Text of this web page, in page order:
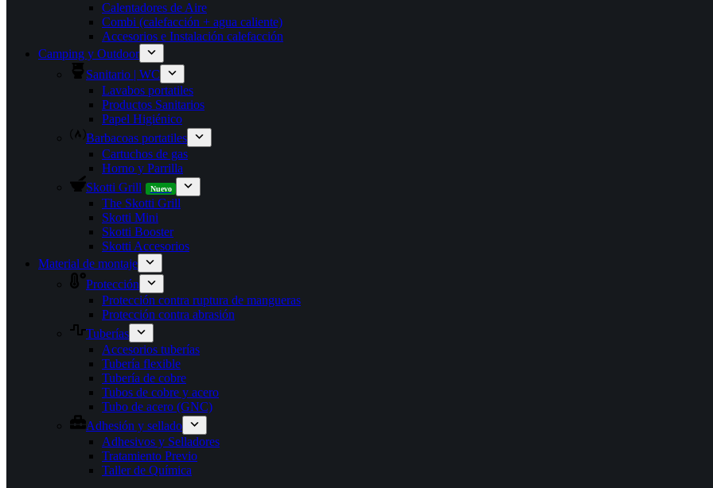
Calentadores de Aire
Combi (calefacción + agua caliente)
Accesorios e Instalación calefacción
Camping y Outdoor
Sanitario | WC
Lavabos portatiles
Productos Sanitarios
Papel Higiénico
Barbacoas portatiles
Cartuchos de gas
Horno y Parrilla
Skotti Grill
Nuevo
The Skotti Grill
Skotti Mini
Skotti Booster
Skotti Accesorios
Material de montaje
Protección
Protección contra ruptura de mangueras
Protección contra abrasión
Tuberías
Accesorios tuberías
Tubería flexible
Tubería de cobre
Tubos de cobre y acero
Tubo de acero (GNC)
Adhesión y sellado
Adhesivos y Selladores
Tratamiento Previo
Taller de Química